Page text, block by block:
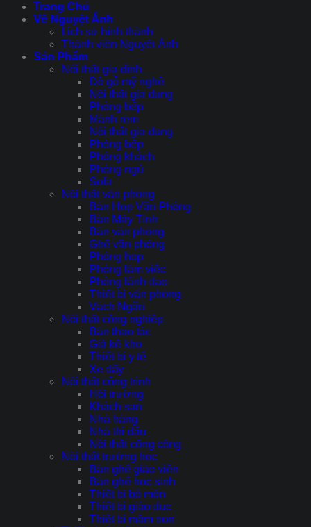
Trang Chủ
Về Nguyệt Ánh
Lịch sử hình thành
Thành viên Nguyệt Ánh
Sản Phẩm
Nội thất gia đình
Đồ gỗ mỹ nghệ
Nội thất gia dụng
Phòng bếp
Mành rèm
Nội thất gia dụng
Phòng bếp
Phòng khách
Phòng ngủ
Sofa
Nội thất văn phòng
Bàn Họp Văn Phòng
Bàn Máy Tính
Bàn văn phòng
Ghế văn phòng
Phòng họp
Phòng làm việc
Phòng lãnh đạo
Thiết bị văn phòng
Vách Ngăn
Nội thất công nghiệp
Bàn thao tác
Giá kệ kho
Thiết bị y tế
Xe đẩy
Nội thất công trình
Hội trường
Khách sạn
Nhà hàng
Nhà thi đấu
Nội thất công cộng
Nội thất trường học
Bàn ghế giáo viên
Bàn ghế học sinh
Thiết bị bộ môn
Thiết bị giáo dục
Thiết bị mầm non